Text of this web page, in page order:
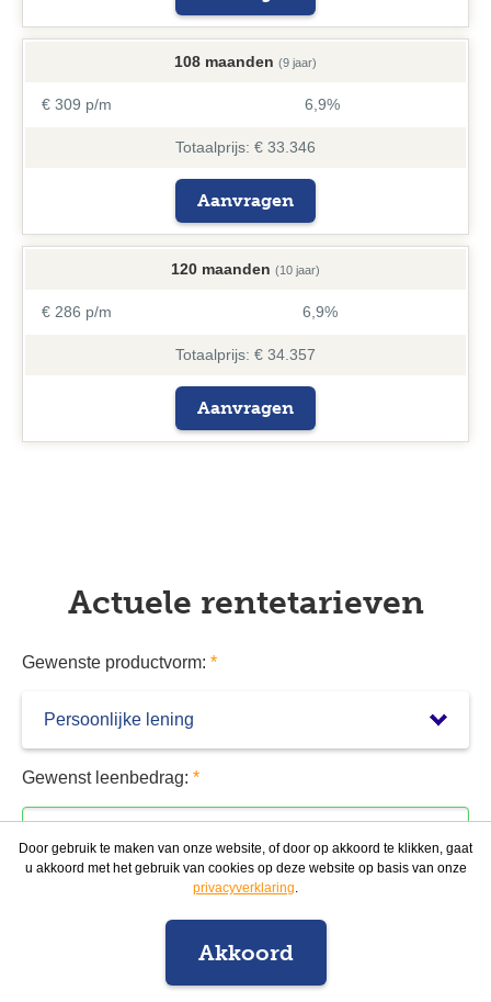
108 maanden (9 jaar)
€ 309 p/m 6,9%
Totaalprijs: € 33.346
Aanvragen
120 maanden (10 jaar)
€ 286 p/m 6,9%
Totaalprijs: € 34.357
Aanvragen
Door gebruik te maken van onze website, of door op akkoord te klikken, gaat
u akkoord met het gebruik van cookies op deze website op basis van onze
privacyverklaring.
Akkoord
Actuele rentetarieven
Gewenste productvorm: *
Gewenst leenbedrag: *
12 maanden (1 jaar)